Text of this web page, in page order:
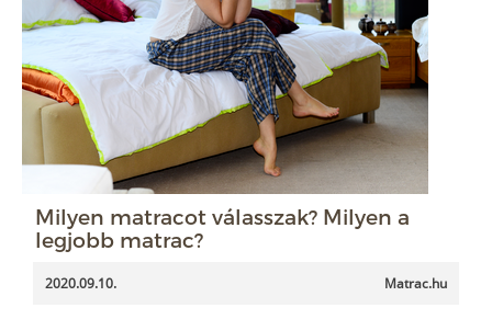
Milyen matracot válasszak? Milyen a
legjobb matrac?
2020.09.10. Matrac.hu